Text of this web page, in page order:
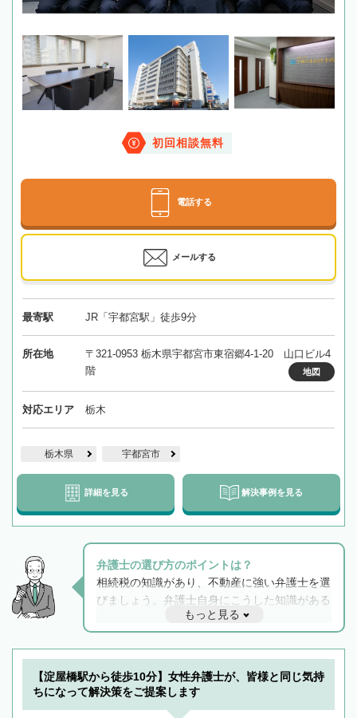
初回相談無料
電話する
メールする
最寄駅 JR「宇都宮駅」徒歩9分
所在地
〒321-0953 栃木県宇都宮市東宿郷4-1-20 山口ビル4
階
地図
対応エリア 栃木
栃木県 宇都宮市
詳細を見る 解決事例を見る
弁護士の選び方のポイントは？
相続税の知識があり、不動産に強い弁護士を選
びましょう。弁護士自身にこうした知識がある
と他士業との連携もスムーズに進み、トラブル
解決のみならず相続をトータルで任せることが
できます。また、相続は感情がからむ分野なの
でフィーリングも重要です。実際に電話や面談
で複数の弁護士と会話をしてウマが合う方に依
もっと見る
【淀屋橋駅から徒歩10分】女性弁護士が、皆様と同じ気持
ちになって解決策をご提案します